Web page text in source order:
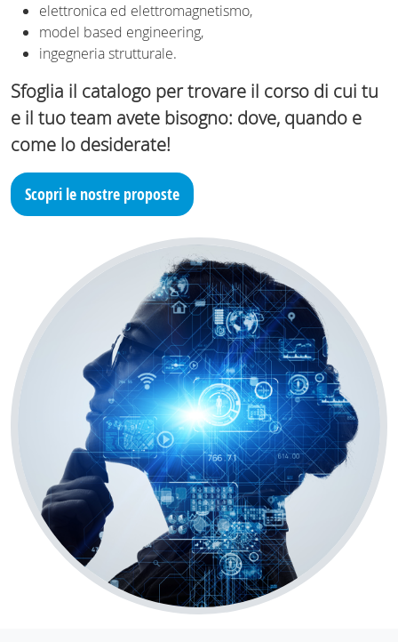
elettronica ed elettromagnetismo,
model based engineering,
ingegneria strutturale.
Sfoglia il catalogo per trovare il corso di cui tu
e il tuo team avete bisogno: dove, quando e
come lo desiderate!
Scopri le nostre proposte